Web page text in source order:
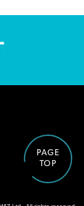
PAGE
TOP